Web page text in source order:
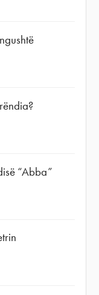
“Abba”